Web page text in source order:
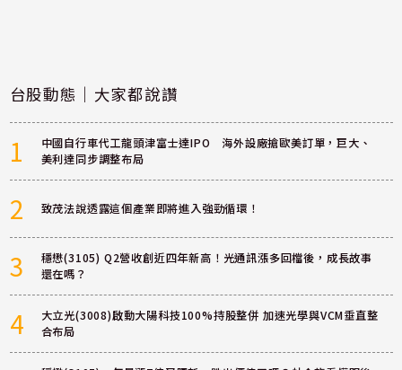
台股動態｜大家都說讚
1
中國自行車代工龍頭津富士達IPO 海外設廠搶歐美訂單，巨大、
美利達同步調整布局
2 致茂法說透露這個產業即將進入強勁循環！
3
穩懋(3105) Q2營收創近四年新高！光通訊漲多回檔後，成長故事
還在嗎？
4
大立光(3008)啟動大陽科技100%持股整併 加速光學與VCM垂直整
合布局